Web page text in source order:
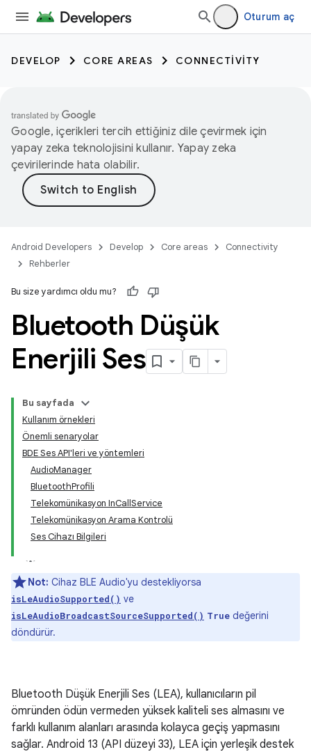
Oturum aç
DEVELOP CORE AREAS CONNECTIVITY
Google, içerikleri tercih ettiğiniz dile çevirmek için
yapay zeka teknolojisini kullanır. Yapay zeka
çevirilerinde hata olabilir.
Android Developers Develop Core areas
Connectivity
Rehberler
Bu size yardımcı oldu mu?
Bluetooth Düşük
Enerjili Ses
Bu sayfada
Kullanım örnekleri
Önemli senaryolar
BDE Ses API'leri ve yöntemleri
AudioManager
BluetoothProfili
Telekomünikasyon InCallService
Telekomünikasyon Arama Kontrolü
Ses Cihazı Bilgileri
Not: Cihaz BLE Audio'yu destekliyorsa
isLeAudioSupported() ve
isLeAudioBroadcastSourceSupported() True değerini
döndürür.
Bluetooth Düşük Enerjili Ses (LEA), kullanıcıların pil
ömründen ödün vermeden yüksek kaliteli ses almasını ve
farklı kullanım alanları arasında kolayca geçiş yapmasını
sağlar. Android 13 (API düzeyi 33), LEA için yerleşik destek